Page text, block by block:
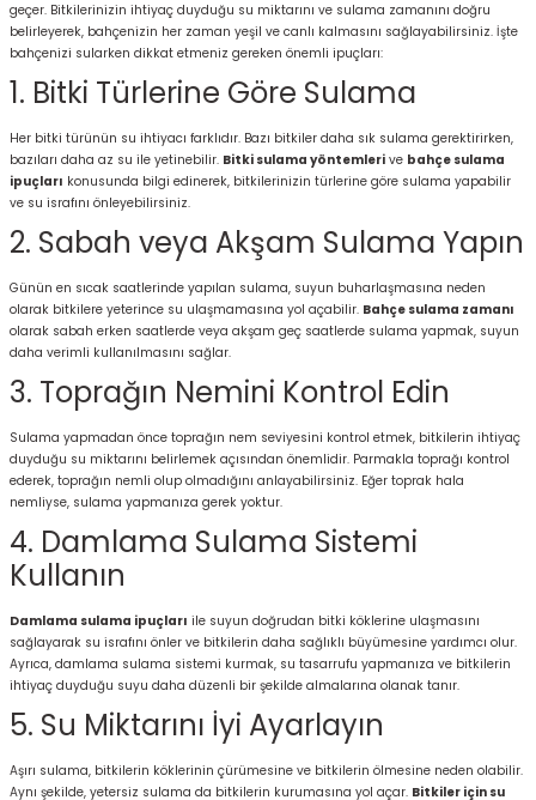
geçer. Bitkilerinizin ihtiyaç duyduğu su miktarını ve sulama zamanını doğru
belirleyerek, bahçenizin her zaman yeşil ve canlı kalmasını sağlayabilirsiniz. İşte
bahçenizi sularken dikkat etmeniz gereken önemli ipuçları:
1. Bitki Türlerine Göre Sulama
Her bitki türünün su ihtiyacı farklıdır. Bazı bitkiler daha sık sulama gerektirirken,
bazıları daha az su ile yetinebilir. Bitki sulama yöntemleri ve bahçe sulama
ipuçları konusunda bilgi edinerek, bitkilerinizin türlerine göre sulama yapabilir
ve su israfını önleyebilirsiniz.
2. Sabah veya Akşam Sulama Yapın
Günün en sıcak saatlerinde yapılan sulama, suyun buharlaşmasına neden
olarak bitkilere yeterince su ulaşmamasına yol açabilir. Bahçe sulama zamanı
olarak sabah erken saatlerde veya akşam geç saatlerde sulama yapmak, suyun
daha verimli kullanılmasını sağlar.
3. Toprağın Nemini Kontrol Edin
Sulama yapmadan önce toprağın nem seviyesini kontrol etmek, bitkilerin ihtiyaç
duyduğu su miktarını belirlemek açısından önemlidir. Parmakla toprağı kontrol
ederek, toprağın nemli olup olmadığını anlayabilirsiniz. Eğer toprak hala
nemliyse, sulama yapmanıza gerek yoktur.
4. Damlama Sulama Sistemi
Kullanın
Damlama sulama ipuçları ile suyun doğrudan bitki köklerine ulaşmasını
sağlayarak su israfını önler ve bitkilerin daha sağlıklı büyümesine yardımcı olur.
Ayrıca, damlama sulama sistemi kurmak, su tasarrufu yapmanıza ve bitkilerin
ihtiyaç duyduğu suyu daha düzenli bir şekilde almalarına olanak tanır.
5. Su Miktarını İyi Ayarlayın
Aşırı sulama, bitkilerin köklerinin çürümesine ve bitkilerin ölmesine neden olabilir.
Aynı şekilde, yetersiz sulama da bitkilerin kurumasına yol açar. Bitkiler için su